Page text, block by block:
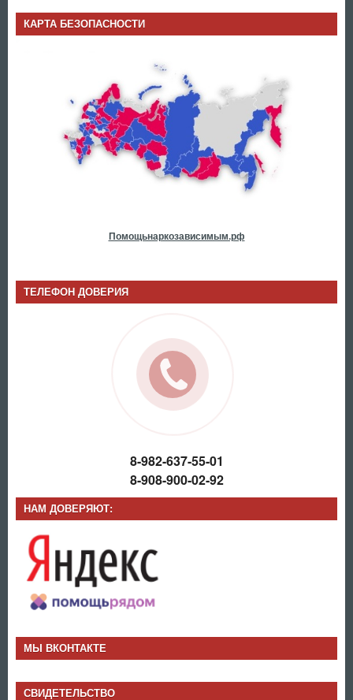
КАРТА БЕЗОПАСНОСТИ
Помощьнаркозависимым.рф
ТЕЛЕФОН ДОВЕРИЯ
8-982-637-55-01
8-908-900-02-92
НАМ ДОВЕРЯЮТ:
МЫ ВКОНТАКТЕ
СВИДЕТЕЛЬСТВО